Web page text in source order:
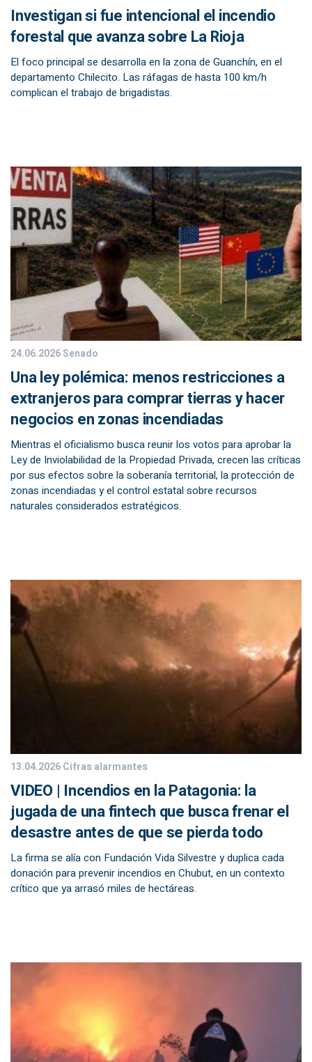
Investigan si fue intencional el incendio
forestal que avanza sobre La Rioja
El foco principal se desarrolla en la zona de Guanchín, en el
departamento Chilecito. Las ráfagas de hasta 100 km/h
complican el trabajo de brigadistas.
24.06.2026Senado
Una ley polémica: menos restricciones a
extranjeros para comprar tierras y hacer
negocios en zonas incendiadas
Mientras el oficialismo busca reunir los votos para aprobar la
Ley de Inviolabilidad de la Propiedad Privada, crecen las críticas
por sus efectos sobre la soberanía territorial, la protección de
zonas incendiadas y el control estatal sobre recursos
naturales considerados estratégicos.
13.04.2026Cifras alarmantes
VIDEO | Incendios en la Patagonia: la
jugada de una fintech que busca frenar el
desastre antes de que se pierda todo
La firma se alía con Fundación Vida Silvestre y duplica cada
donación para prevenir incendios en Chubut, en un contexto
crítico que ya arrasó miles de hectáreas.